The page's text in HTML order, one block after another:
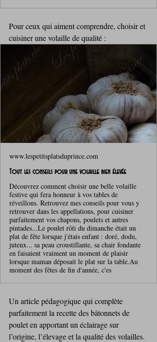
Pour ceux qui aiment comprendre, choisir et
cuisiner une volaille de qualité :
www.lespetitsplatsduprince.com
Tout les conseils pour une volaille bien élevée
Découvrez comment choisir une belle volaille
festive qui fera honneur à vos tables de
réveillons. Retrouvez mes conseils pour vous y
retrouver dans les appellations, pour cuisiner
parfaitement vos chapons, poulets et autres
pintades...Le poulet rôti du dimanche était un
plat de fête lorsque j'étais enfant : doré, dodu,
juteux... sa peau croustillante, sa chair fondante
en faisaient vraiment un moment de plaisir
lorsque maman déposait le plat sur la table.Au
moment des fêtes de fin d'année, c'es
Un article pédagogique qui complète
parfaitement la recette des bâtonnets de
poulet en apportant un éclairage sur
l’origine, l’élevage et la qualité des volailles.